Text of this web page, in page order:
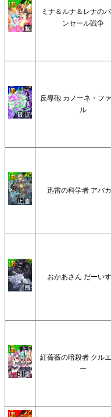
ミナ＆ルナ＆レナの
ンセール戦争
反導砲 カノーネ・フ
ル
迅雷の科学者 アバ
おかあさん だーい
紅薔薇の暗殺者 クル
ー